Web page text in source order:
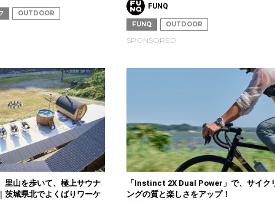
OUTDOOR
FUNQ
FUNQ OUTDOOR
SPONSORED
里山を歩いて、極上サウナ
茨城県北でよくばりワーケ
「Instinct 2X Dual Power」で、サイク
ングの質と楽しさをアップ！